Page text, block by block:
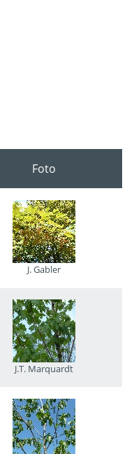
Foto
J. Gabler
J.T. Marquardt